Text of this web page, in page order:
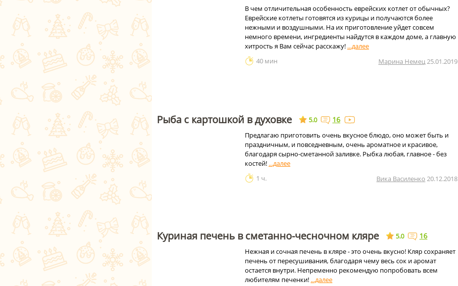
В чем отличительная особенность еврейских котлет от обычных?
Еврейские котлеты готовятся из курицы и получаются более
нежными и воздушными. На их приготовление уйдет совсем
немного времени, ингредиенты найдутся в каждом доме, а главную
хитрость я Вам сейчас расскажу!
40 мин
Марина Немец25.01.2019
Рыба с картошкой в духовке 5.0 16
Предлагаю приготовить очень вкусное блюдо, оно может быть и
праздничным, и повседневным, очень ароматное и красивое,
благодаря сырно-сметанной заливке. Рыбка любая, главное - без
костей!
1 ч.
Вика Василенко 20.12.2018
Куриная печень в сметанно-чесночном кляре 5.0 16
Нежная и сочная печень в кляре - это очень вкусно! Кляр сохраняет
печень от пересушивания, благодаря чему весь сок и аромат
остается внутри. Непременно рекомендую попробовать всем
любителям печенки!